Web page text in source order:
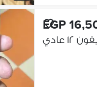
EGP
١٢ عادي